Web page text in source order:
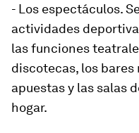
- Los espectáculos.
actividades
las funciones
discotecas, los bares
apuestas y las salas
hogar.